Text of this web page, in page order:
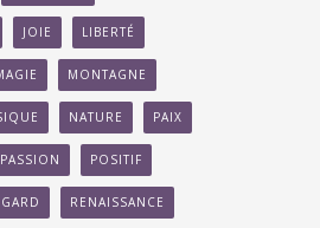
JOIE LIBERTÉ
MONTAGNE
NATURE PAIX
PASSION POSITIF
RENAISSANCE